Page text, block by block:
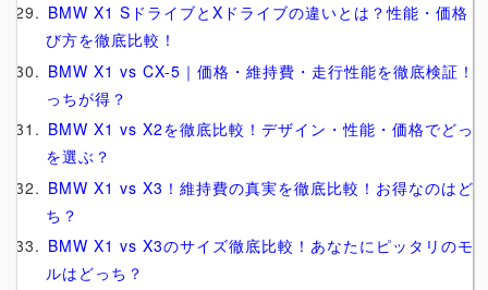
BMW X1 SドライブとXドライブの違いとは？性能・価格
び方を徹底比較！
BMW X1 vs CX-5｜価格・維持費・走行性能を徹底検証！
っちが得？
BMW X1 vs X2を徹底比較！デザイン・性能・価格でどっ
を選ぶ？
BMW X1 vs X3！維持費の真実を徹底比較！お得なのはど
ち？
BMW X1 vs X3のサイズ徹底比較！あなたにピッタリのモ
ルはどっち？